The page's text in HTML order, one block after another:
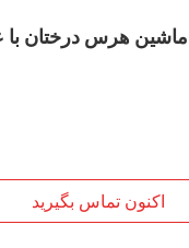
هرس درختان با
اکنون تماس بگیرید